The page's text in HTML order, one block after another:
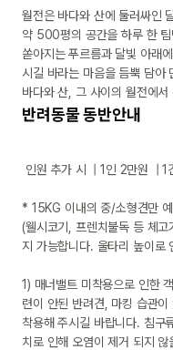
월전은 바다와 산에 둘러싸인
약 500평의 공간을 하루 한
쏟아지는 푸르름과 달빛 아래
시길 바라는 마음을 듬뿍 담아
바다와 산, 그 사이의 월전에
반려동물 동반안내
* 15KG 이내의 중/소형견만
(웰시코기, 프렌치불독 등 체
지 가능합니다. 울타리 높이로
1) 매너밸트 미착용으로 인한
련이 안된 반려견, 마킹 습관
착용해 주시길 바랍니다. 침구
치로 인해 오염이 제거 되지 않